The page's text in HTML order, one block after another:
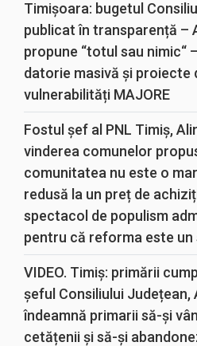
Timișoara: bugetul
publicat în transparență –
propune “totul sau nimic“
datorie masivă și proiecte
vulnerabilități MAJORE
Fostul șef al PNL Timiș,
vinderea comunelor
comunitatea nu este o
redusă la un preț de
spectacol de populism
pentru că reforma este un
VIDEO. Timiș: primării
șeful Consiliului Județean,
îndeamnă primarii să-și
cetățenii și să-și